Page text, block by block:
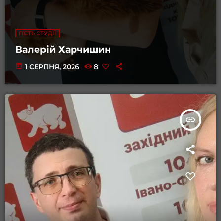
ГІСТЬ СТУДІЇ
Валерій Харчишин
today 1 СЕРПНЯ, 2026 8
insert_link